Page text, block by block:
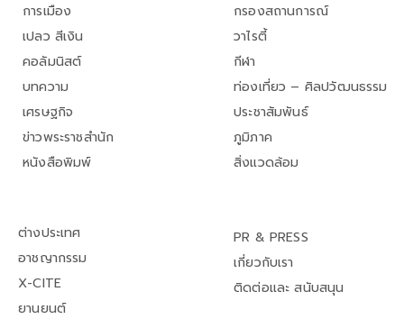
การเมือง
เปลว สีเงิน
คอลัมนิสต์
บทความ
เศรษฐกิจ
ข่าวพระราชสำนัก
หนังสือพิมพ์
กรองสถานการณ์
วาไรตี้
กีฬา
ท่องเที่ยว – ศิลปวัฒนธรรม
ประชาสัมพันธ์
ภูมิภาค
สิ่งแวดล้อม
ต่างประเทศ
อาชญากรรม
X-CITE
ยานยนต์
PR & PRESS
เกี่ยวกับเรา
ติดต่อและ สนับสนุน